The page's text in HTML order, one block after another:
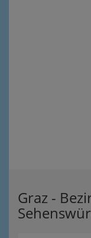
Graz -